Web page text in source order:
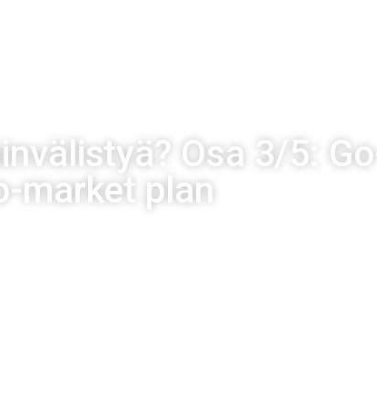
Osa 3/5: Go-
market plan